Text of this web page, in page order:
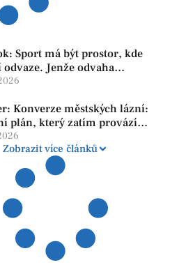
Sport má být prostor, kde
odvaze. Jenže odvaha
kde se bojí udělat chybu.
Konverze městských lázní:
plán, který zatím provází
než jistot
Zobrazit více článků